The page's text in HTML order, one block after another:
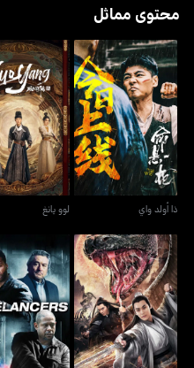
محتوى مماثل
ذا أولد واي
ذا أولد واي
لوو يانغ
لوو يانغ
شوشان سبديوز إيفل فريلانسرز